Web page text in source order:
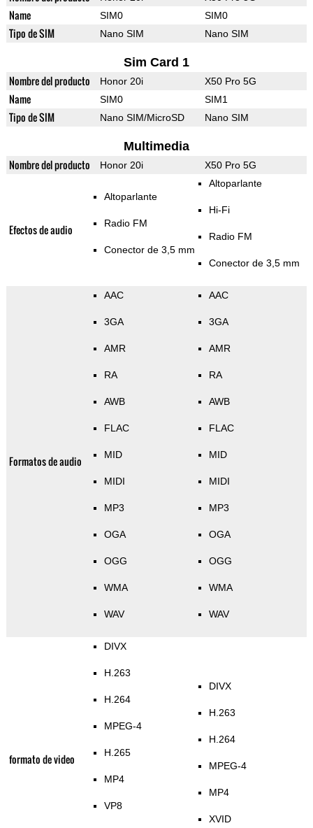
Name SIM0 SIM0
Tipo de SIM Nano SIM Nano SIM
Sim Card 1
Nombre del producto Honor 20i X50 Pro 5G
Name SIM0 SIM1
Tipo de SIM Nano SIM/MicroSD Nano SIM
Multimedia
Nombre del producto Honor 20i X50 Pro 5G
Efectos de audio
Altoparlante
Radio FM
Conector de 3,5 mm
Altoparlante
Hi-Fi
Radio FM
Conector de 3,5 mm
Formatos de audio
AAC
3GA
AMR
RA
AWB
FLAC
MID
MIDI
MP3
OGA
OGG
WMA
WAV
AAC
3GA
AMR
RA
AWB
FLAC
MID
MIDI
MP3
OGA
OGG
WMA
WAV
formato de video
DIVX
H.263
H.264
MPEG-4
H.265
MP4
VP8
DIVX
H.263
H.264
MPEG-4
MP4
XVID